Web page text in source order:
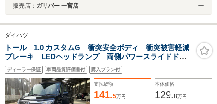
販売店： ガリバー 一宮店
ダイハツ
トール 1.0 カスタムG 衝突安全ボディ 衝突被害軽減
ブレーキ LEDヘッドランプ 両側パワースライドド
ア 7インチナビ バックカメラ アダプティブクルーズ
コントロール アダプティブドライビングビーム 14イン
チアルミホイール
ディーラー保証 車両品質評価書付 購入プラン付
支払総額
141.5万円
本体価格
129.8万円